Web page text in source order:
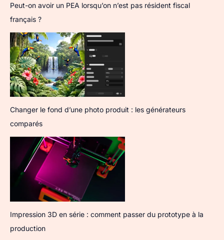
Peut-on avoir un PEA lorsqu’on n’est pas résident fiscal
français ?
Changer le fond d’une photo produit : les générateurs
comparés
Impression 3D en série : comment passer du prototype à la
production